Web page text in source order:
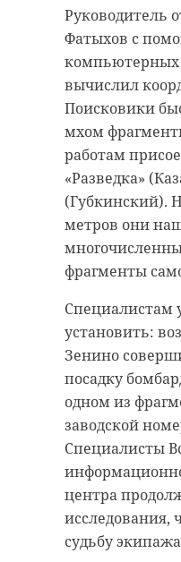
Руководитель
Фатыхов с
вычислил
Поисковики
мхом
работам
«Разведка»
(Губкинский).
метров они
фрагменты
Специалистам
установить:
Зенино
посадку
одном из
заводской
Специалисты
центра
исследования,
судьбу
них находятся
состоянии.
на
Во вторник,
поступило
драке на
между
Как уточнили
возбудила
статье
тяжкого вреда
по
очередь,
преступления
современных и
условий для
детей.
Открытие
искусств в
значимым
Приозерского